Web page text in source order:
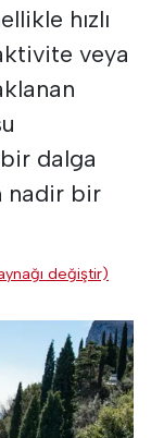
hızlı
veya
dalga
nadir bir
değiştir)